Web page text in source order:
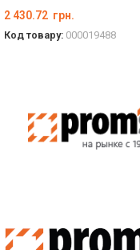
2 430.72 грн.
Код товару: 000019488